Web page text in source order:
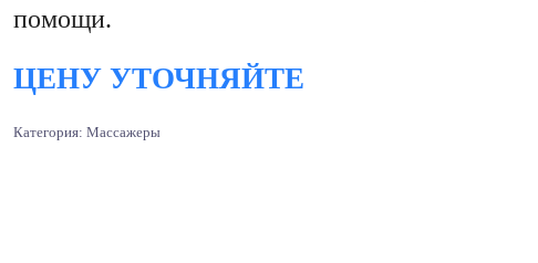
помощи.
ЦЕНУ УТОЧНЯЙТЕ
Категория: Массажеры